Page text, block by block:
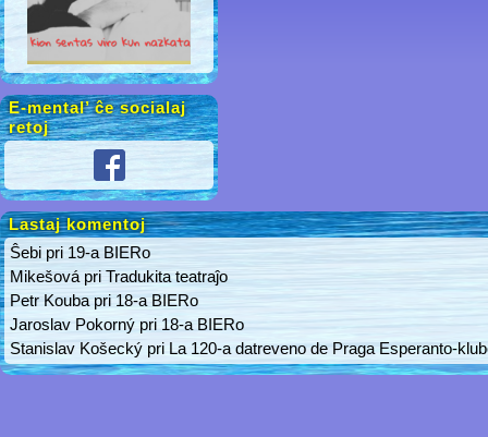
E-mental’ ĉe socialaj
retoj
Lastaj komentoj
Ŝebi pri 19-a BIERo
Mikešová pri Tradukita teatraĵo
Petr Kouba pri 18-a BIERo
Jaroslav Pokorný pri 18-a BIERo
Stanislav Košecký pri La 120-a datreveno de Praga Esperanto-